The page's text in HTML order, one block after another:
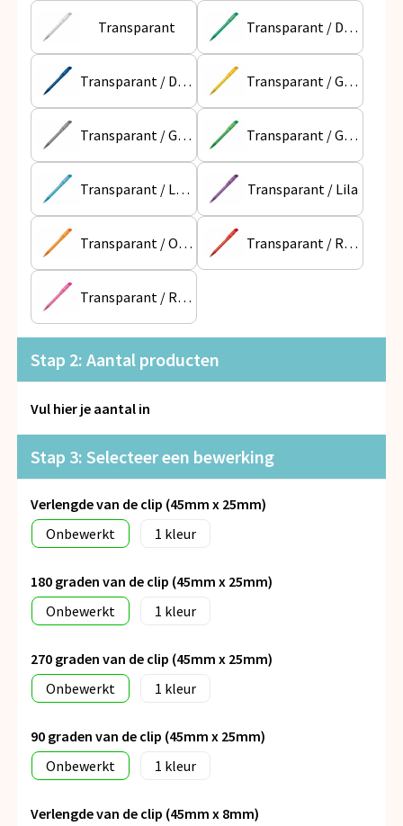
Snoepgoed
Spellen voor binnen en buiten
Veiligheid, Auto en Fiets
Vrije tijd en Strand
Anti-stress
Transparant Transparant / Donker Groen
Transparant / Donkerblauw Transparant / Geel
Transparant / Grijs Transparant / Groen
Transparant / Lichtblauw Transparant / Lila
Transparant / Oranje Transparant / Rood
Transparant / Roze
Stap 2: Aantal producten
Vul hier je aantal in
Stap 3: Selecteer een bewerking
Verlengde van de clip (45mm x 25mm)
Onbewerkt
1
180 graden van de clip (45mm x 25mm)
Onbewerkt
1
270 graden van de clip (45mm x 25mm)
Onbewerkt
1
90 graden van de clip (45mm x 25mm)
Onbewerkt
1
Verlengde van de clip (45mm x 8mm)